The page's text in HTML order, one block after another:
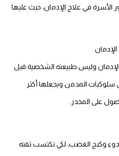
في علاج الإدمان، حيث عليها
وليس طبيعته الشخصية قبل
سلوكيات المدمن ويجعلها أكثر
على المخدر.
وكبح الغضب، لكي تكتسب ثقته